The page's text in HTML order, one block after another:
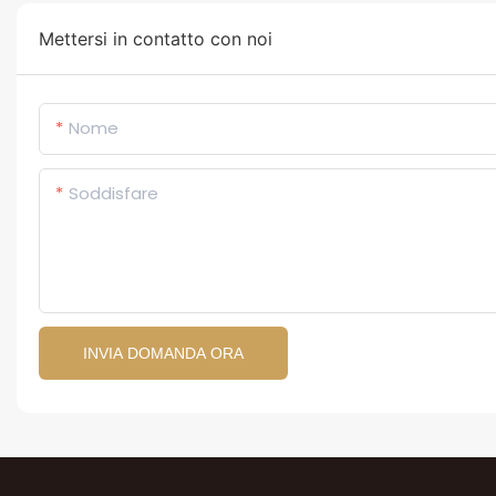
Mettersi in contatto con noi
Nome
Soddisfare
INVIA DOMANDA ORA